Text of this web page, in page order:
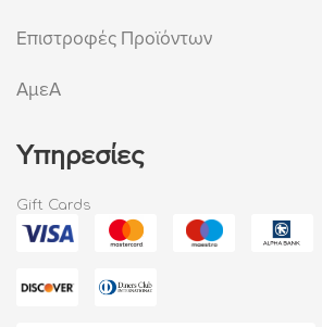
Επιστροφές Προϊόντων
ΑμεΑ
Υπηρεσίες
Gift Cards